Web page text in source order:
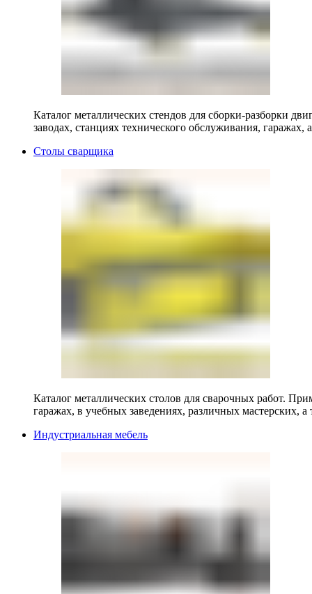
Каталог металлических стендов для сборки-разборки
заводах, станциях технического обслуживания, гаражах,
Столы сварщика
Каталог металлических столов для сварочных работ.
гаражах, в учебных заведениях, различных мастерских, а
Индустриальная мебель